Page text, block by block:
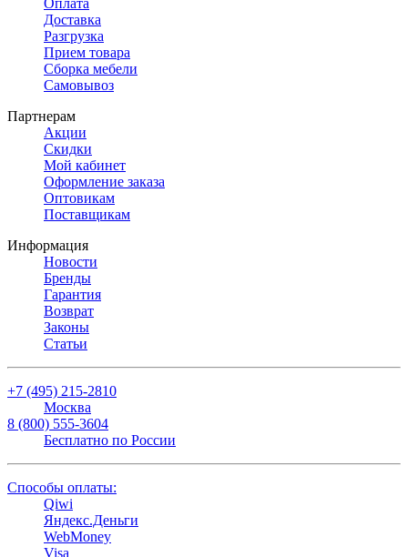
Доставка
Разгрузка
Прием товара
Сборка мебели
Самовывоз
Партнерам
Акции
Скидки
Мой кабинет
Оформление заказа
Оптовикам
Поставщикам
Информация
Новости
Бренды
Гарантия
Возврат
Законы
Статьи
+7 (495) 215-2810
Москва
8 (800) 555-3604
Бесплатно по России
Способы оплаты:
Qiwi
Яндекс.Деньги
WebMoney
Visa